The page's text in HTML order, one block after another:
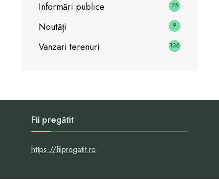
Informări publice 25
Noutăți 9
Vanzari terenuri 136
Fii pregătit
https://fiipregatit.ro